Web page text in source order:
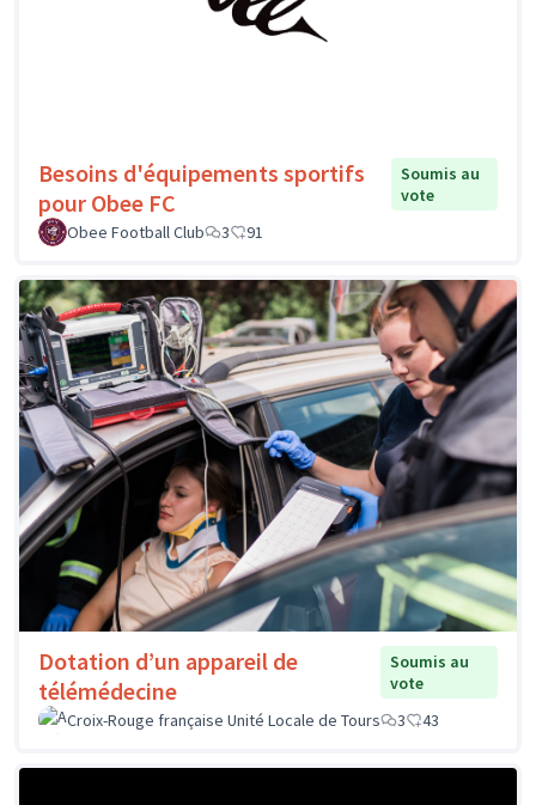
Besoins d'équipements sportifs
pour Obee FC
Soumis au
vote
Obee Football Club
3 91
Dotation d’un appareil de
télémédecine
Soumis au
vote
Croix-Rouge française Unité Locale de Tours
3 43